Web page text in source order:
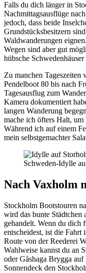
Falls du dich länger in
Nachmittagsausflüge
jedoch, dass beide
Grundstücksbesitzern
Waldwanderungen
Wegen sind aber gut
hübsche
Zu manchen Tageszeiten
Pendelboot 80 bis nach
Tagesausflug zum
Kamera dokumentiert
langen Wanderung
mache ich öfters Halt,
Während ich auf einem
mein selbstgemachter
Schweden-Idylle
Nach Vaxholm
Stockholm Bootstouren
wird das bunte Städtchen
gehandelt. Wenn du dich
entscheidest, ist die
Route von der Reederei
Wahlweise kannst du an
oder Gåshaga Brygga
Sonnendeck den